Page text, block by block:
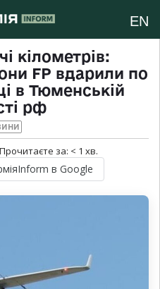
EN
кілометрів:
FP вдарили по
в Тюменській
рф
Прочитаєте за: < 1 хв.
в Google